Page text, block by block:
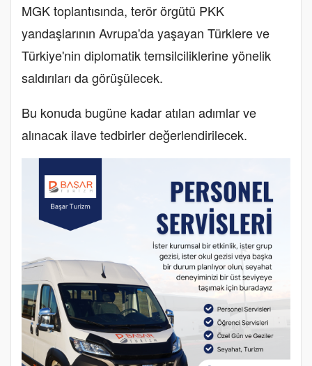
MGK toplantısında, terör örgütü PKK
yandaşlarının Avrupa'da yaşayan Türklere ve
Türkiye'nin diplomatik temsilciliklerine yönelik
saldırıları da görüşülecek.
Bu konuda bugüne kadar atılan adımlar ve
alınacak ilave tedbirler değerlendirilecek.